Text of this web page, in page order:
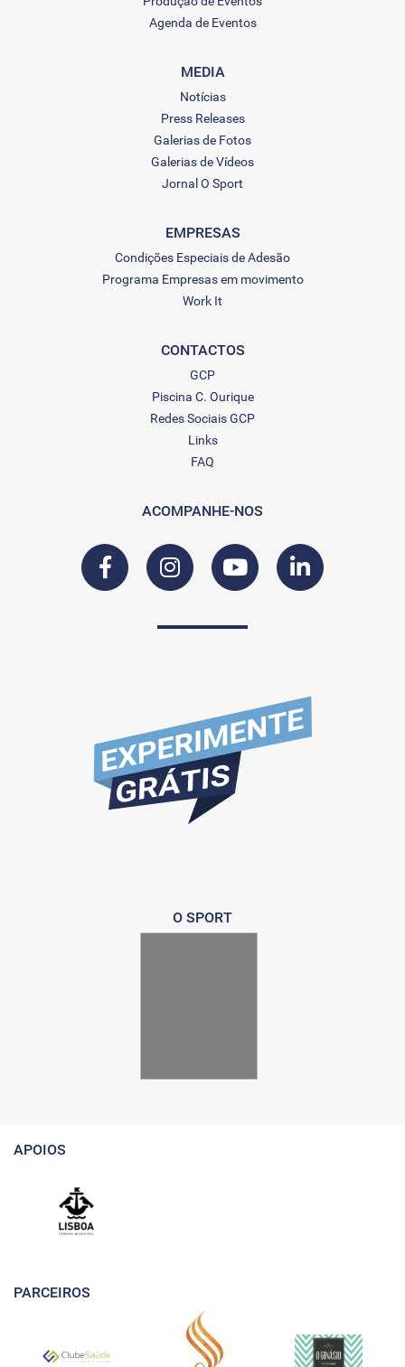
Agenda de Eventos
MEDIA
Notícias
Press Releases
Galerias de Fotos
Galerias de Vídeos
Jornal O Sport
EMPRESAS
Condições Especiais de Adesão
Programa Empresas em movimento
Work It
CONTACTOS
GCP
Piscina C. Ourique
Redes Sociais GCP
Links
FAQ
ACOMPANHE-NOS
O SPORT
APOIOS
PARCEIROS